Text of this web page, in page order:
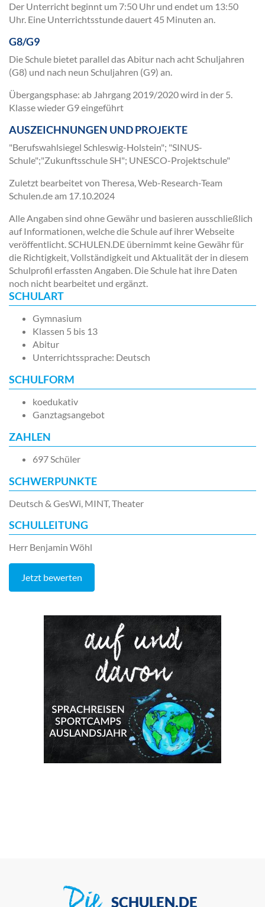
Der Unterricht beginnt um 7:50 Uhr und endet um 13:50
Uhr. Eine Unterrichtsstunde dauert 45 Minuten an.
G8/G9
Die Schule bietet parallel das Abitur nach acht Schuljahren
(G8) und nach neun Schuljahren (G9) an.
Übergangsphase: ab Jahrgang 2019/2020 wird in der 5.
Klasse wieder G9 eingeführt
AUSZEICHNUNGEN UND PROJEKTE
"Berufswahlsiegel Schleswig-Holstein"; "SINUS-
Schule";"Zukunftsschule SH"; UNESCO-Projektschule"
Zuletzt bearbeitet von Theresa, Web-Research-Team
Schulen.de am 17.10.2024
Alle Angaben sind ohne Gewähr und basieren ausschließlich
auf Informationen, welche die Schule auf ihrer Webseite
veröffentlicht. SCHULEN.DE übernimmt keine Gewähr für
die Richtigkeit, Vollständigkeit und Aktualität der in diesem
Schulprofil erfassten Angaben. Die Schule hat ihre Daten
noch nicht bearbeitet und ergänzt.
SCHULART
Gymnasium
Klassen 5 bis 13
Abitur
Unterrichtssprache: Deutsch
SCHULFORM
koedukativ
Ganztagsangebot
ZAHLEN
697 Schüler
SCHWERPUNKTE
Deutsch & GesWi, MINT, Theater
SCHULLEITUNG
Herr Benjamin Wöhl
Jetzt bewerten
SCHULEN.DE